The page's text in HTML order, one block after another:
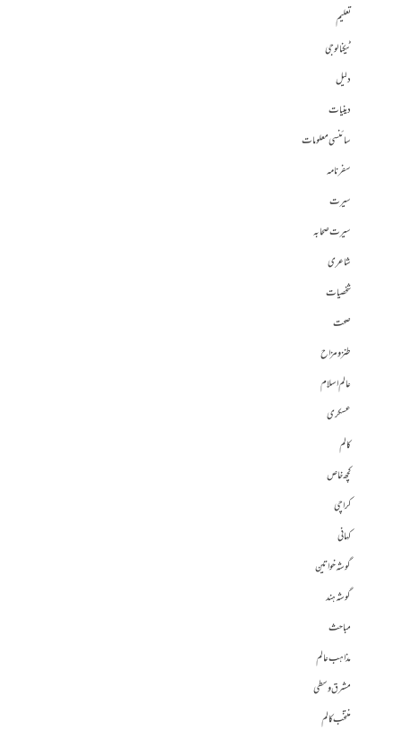
تعلیم
ٹیکنالوجی
دلیل
دینیات
سائنسی معلومات
سفرنامہ
سیرت
سیرت صحابہ
شاعری
شخصیات
صحت
طنز و مزاح
عالم اسلام
عسکری
کالم
کچھ خاص
کراچی
کہانی
گوشہ خواتین
گوشہ ہند
مباحث
مذاہب عالم
مشرق وسطی
منتخب کالم